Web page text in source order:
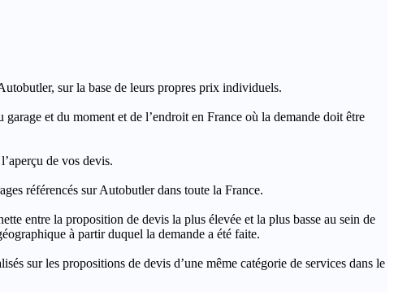
sur la base de leurs propres prix individuels.
et du moment et de l’endroit en France où la demande doit être
de vos devis.
référencés sur Autobutler dans toute la France.
entre la proposition de devis la plus élevée et la plus basse au sein de
à partir duquel la demande a été faite.
sur les propositions de devis d’une même catégorie de services dans le